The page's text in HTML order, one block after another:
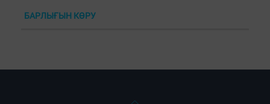
БАРЛЫҒЫН КӨРУ